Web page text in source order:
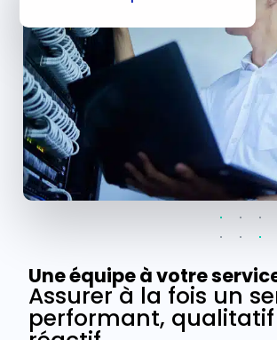
Une équipe à votre
Assurer à la fois un
performant,